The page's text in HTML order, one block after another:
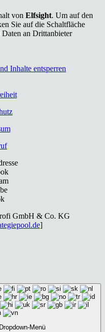
von Elfsight. Um auf den
Sie auf die Schaltfläche
Daten an Drittanbieter
Inhalte entsperren
GmbH & Co. KG
]